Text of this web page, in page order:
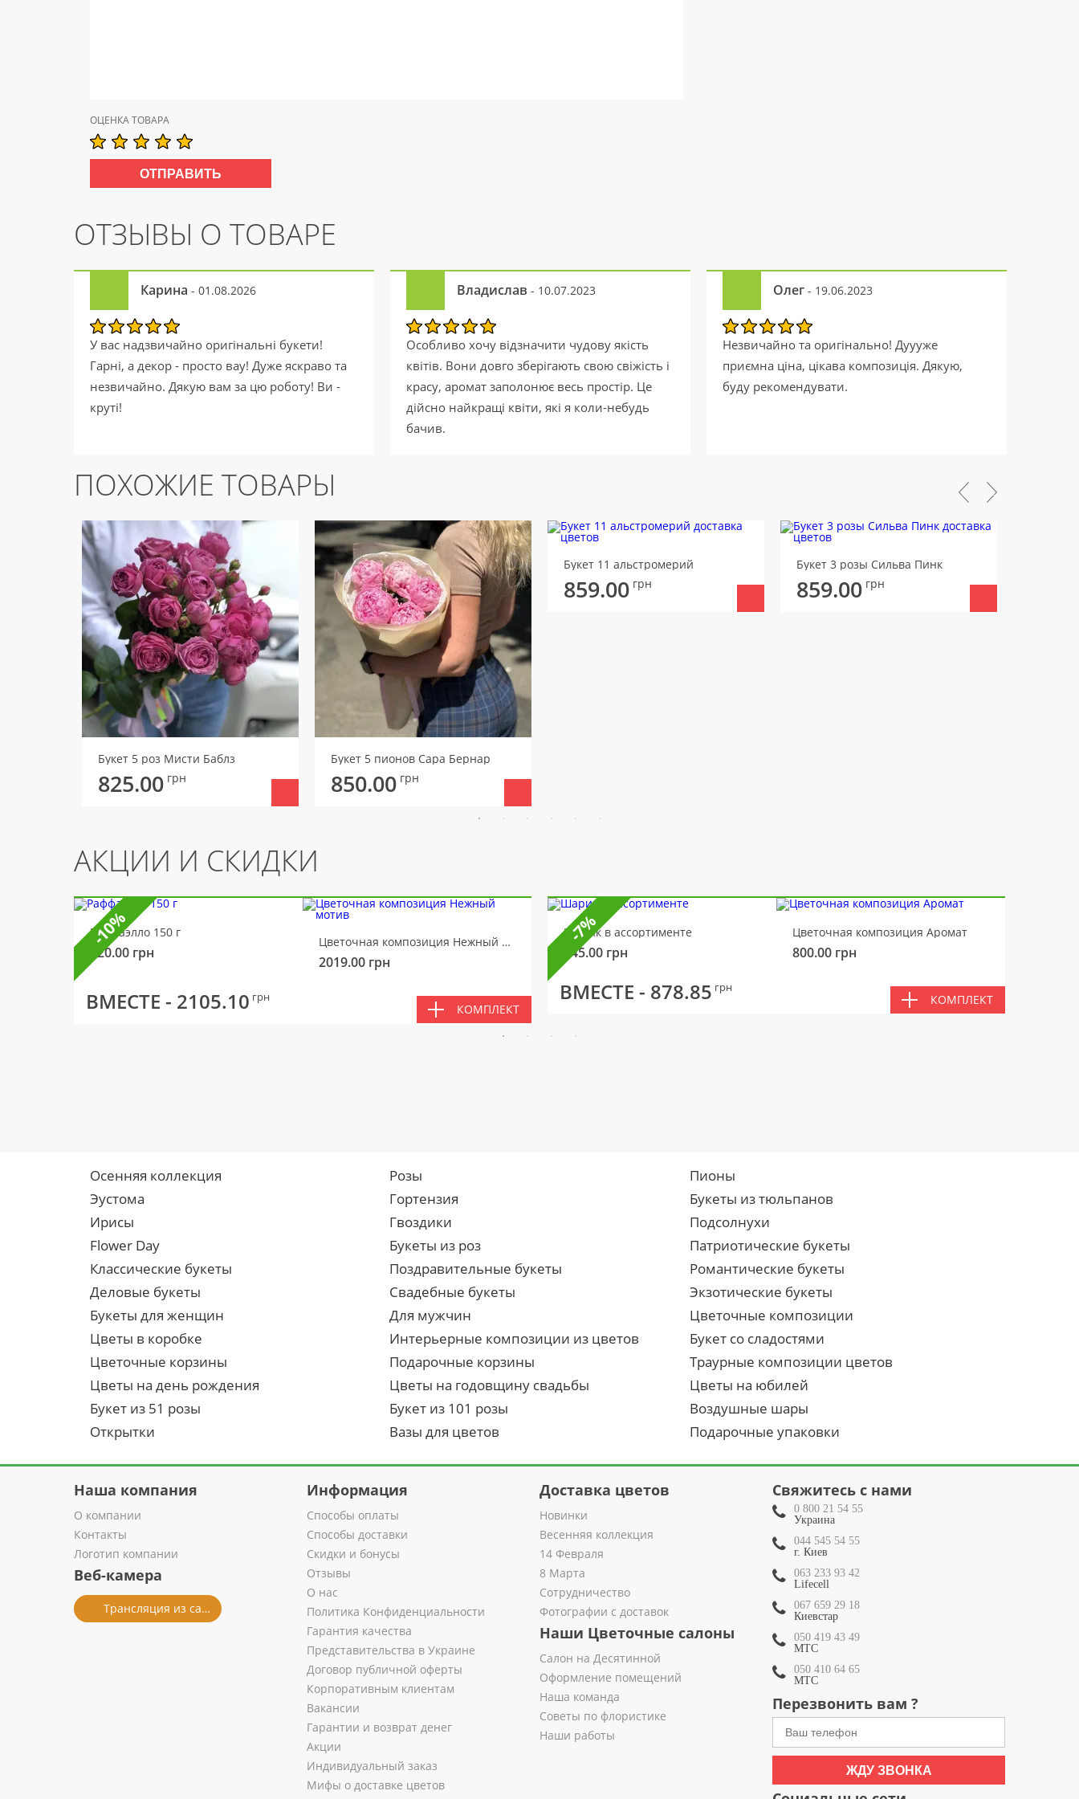
ОЦЕНКА ТОВАРА
ОТЗЫВЫ О ТОВАРЕ
Карина - 01.08.2026
У вас надзвичайно оригінальні букети!
Гарні, а декор - просто вау! Дуже яскраво та
незвичайно. Дякую вам за цю роботу! Ви -
круті!
Владислав - 10.07.2023
Особливо хочу відзначити чудову якість
квітів. Вони довго зберігають свою свіжість і
красу, аромат заполонює весь простір. Це
дійсно найкращі квіти, які я коли-небудь
бачив.
Олег - 19.06.2023
Незвичайно та оригінально! Дуууже
приємна ціна, цікава композиція. Дякую,
буду рекомендувати.
ПОХОЖИЕ ТОВАРЫ
Букет 5 роз Мисти Баблз
825.00 грн
Букет 5 пионов Сара Бернар
850.00 грн
Букет 11 альстромерий
859.00 грн
Букет 3 розы Сильва Пинк
859.00 грн
АКЦИИ И СКИДКИ
Раффаэлло 150 г
320.00 грн
Цветочная композиция Нежный мотив
2019.00 грн
ВМЕСТЕ - 2105.10 грн
КОМПЛЕКТ
-10% Шарик в ассортименте
145.00 грн
Цветочная композиция Аромат
800.00 грн
ВМЕСТЕ - 878.85 грн
КОМПЛЕКТ
-7%
Осенняя коллекция Розы
Пионы
Эустома
Гортензия
Букеты из тюльпанов
Ирисы
Гвоздики
Подсолнухи
Flower Day
Букеты из роз
Патриотические букеты
Классические букеты
Поздравительные букеты
Романтические букеты
Деловые букеты
Свадебные букеты
Экзотические букеты
Букеты для женщин
Для мужчин
Цветочные композиции
Цветы в коробке
Интерьерные композиции из цветов
Букет со сладостями
Цветочные корзины
Подарочные корзины
Траурные композиции цветов
Цветы на день рождения
Цветы на годовщину свадьбы
Цветы на юбилей
Букет из 51 розы
Букет из 101 розы
Воздушные шары
Открытки
Вазы для цветов Подарочные упаковки
Наша компания
О компании
Контакты
Логотип компании
Веб-камера
Трансляция из салона
Информация
Способы оплаты
Способы доставки
Скидки и бонусы
Отзывы
О нас
Политика Конфиденциальности
Гарантия качества
Представительства в Украине
Договор публичной оферты
Корпоративным клиентам
Вакансии
Гарантии и возврат денег
Акции
Индивидуальный заказ
Мифы о доставке цветов
Доставка цветов
Новинки
Весенняя коллекция
14 Февраля
8 Марта
Сотрудничество
Фотографии с доставок
Наши Цветочные салоны
Салон на Десятинной
Оформление помещений
Наша команда
Советы по флористике
Наши работы
Свяжитесь с нами
0 800 21 54 55
Украина
044 545 54 55
г. Киев
063 233 93 42
Lifecell
067 659 29 18
Киевстар
050 419 43 49
МТС
050 410 64 65
МТС
Перезвонить вам ?
ЖДУ ЗВОНКА